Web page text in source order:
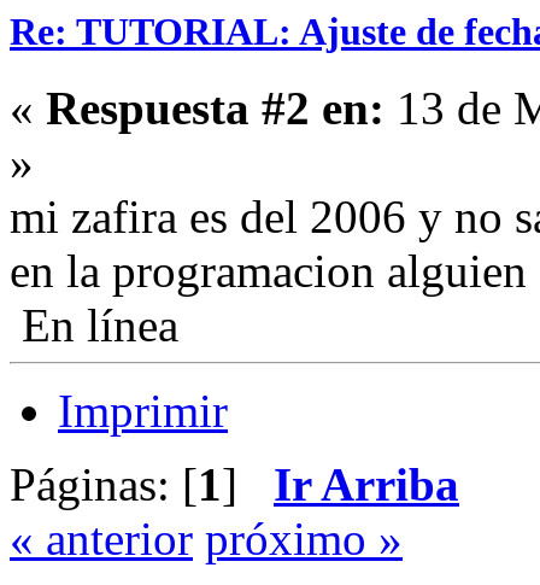
Re: TUTORIAL: Ajuste de
« Respuesta #2 en: 13 de
»
mi zafira es del 2006 y no
en la programacion alguien
En línea
Imprimir
Páginas: [1] Ir Arriba
« anterior próximo »